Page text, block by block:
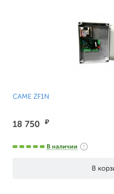
CAME ZF1N
18 750 ₽
В наличии